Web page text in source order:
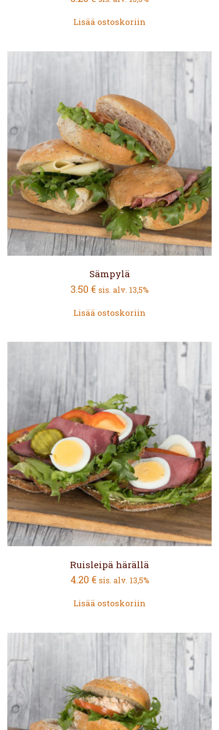
Lisää ostoskoriin
Sämpylä
3.50 € sis. alv. 13,5%
Lisää ostoskoriin
Ruisleipä härällä
4.20 € sis. alv. 13,5%
Lisää ostoskoriin